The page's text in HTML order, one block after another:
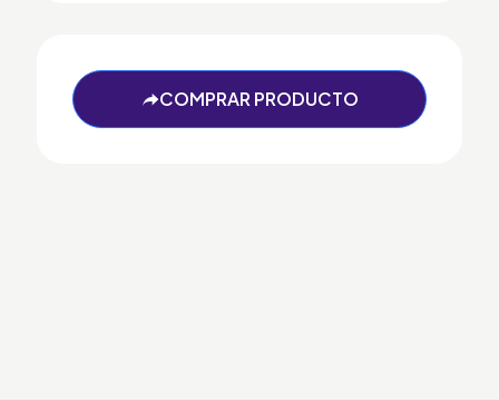
COMPRAR PRODUCTO